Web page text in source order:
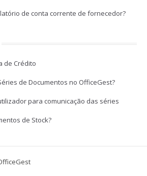
de conta corrente de fornecedor?
de Crédito
de Documentos no OfficeGest?
para comunicação das séries
de Stock?